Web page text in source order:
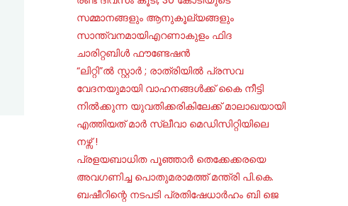
സമ്മാനങ്ങളും ആനുകൂല്യങ്ങളും
സാന്ത്വനമായിഎറണാകുളം ഫിദ
ചാരിറ്റബിൾ ഫൗണ്ടേഷൻ
“ലിറ്റി”ൽ സ്റ്റാർ ; രാത്രിയിൽ പ്രസവ
വേദനയുമായി വാഹനങ്ങൾക്ക് കൈ നീട്ടി
നിൽക്കുന്ന യുവതിക്കരികിലേക്ക് മാലാഖയായി
എത്തിയത് മാർ സ്ലീവാ മെഡിസിറ്റിയിലെ
നഴ്സ് !
പ്രളയബാധിത പൂഞ്ഞാർ തെക്കേക്കരയെ
അവഗണിച്ച പൊതുമരാമത്ത് മന്ത്രി പി.കെ.
ബഷീറിന്റെ നടപടി പ്രതിഷേധാർഹം ബി ജെ